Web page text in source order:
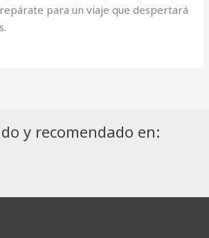
para un viaje que despertará
y recomendado en: